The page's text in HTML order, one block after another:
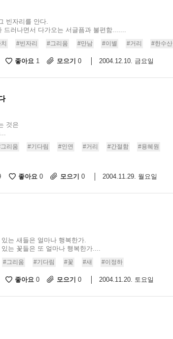
빈자리를 안다.
드러나면서 다가오는 서글픔과 불편함.......
#빈자리 #그리움 #만남 #이별 #거리 #한수산
좋아요 1 모으기 0 2004.12.10. 금요일
것은
리움 #기다림 #인연 #거리 #간절함
#용혜원
좋아요 0 모으기 0 2004.11.29. 월요일
는 새들은 얼마나 행복한가.
는 꽃들은 또 얼마나 행복한가....
#그리움 #기다림 #꽃 #새 #이정하
좋아요 0 모으기 0 2004.11.20. 토요일